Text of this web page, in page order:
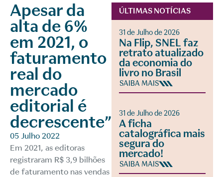
Apesar da
alta de 6%
em 2021, o
faturamento
real do
mercado
editorial é
decrescente”
05 Julho 2022
Em 2021, as editoras
registraram R$ 3,9 bilhões
de faturamento nas vendas
ÚLTIMAS NOTÍCIAS
31 de Julho de 2026
Na Flip, SNEL faz
retrato atualizado
da economia do
livro no Brasil
SAIBA MAIS
31 de Julho de 2026
A ficha
catalográfica mais
segura do
mercado!
SAIBA MAIS